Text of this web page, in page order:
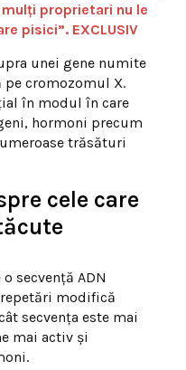
proprietari nu le
pisici”. EXCLUSIV
unei gene numite
pe cromozomul X.
în modul în care
hormoni precum
trăsături
cele care
secvență ADN
modifică
secvența este mai
mai activ și